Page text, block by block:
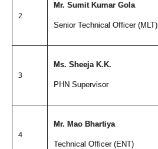
2
Mr. Sumit Kumar Gola
Senior Technical Officer (MLT)
3
Ms. Sheeja K.K.
PHN Supervisor
4
Mr. Mao Bhartiya
Technical Officer (ENT)